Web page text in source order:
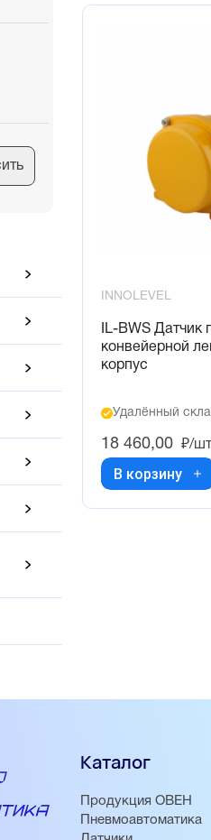
INNOLEVEL
IL-BWS Датчик
конвейерной
корпус
Удалённый
18 460,00 ₽/шт
В корзину
Каталог
Продукция ОВЕН
Пневмоавтоматика